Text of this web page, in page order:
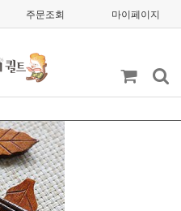
주문조회 마이페이지